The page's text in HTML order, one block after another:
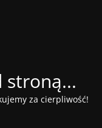
stroną...
za cierpliwość!